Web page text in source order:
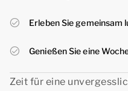
Erleben Sie
Genießen Sie eine
Zeit für eine